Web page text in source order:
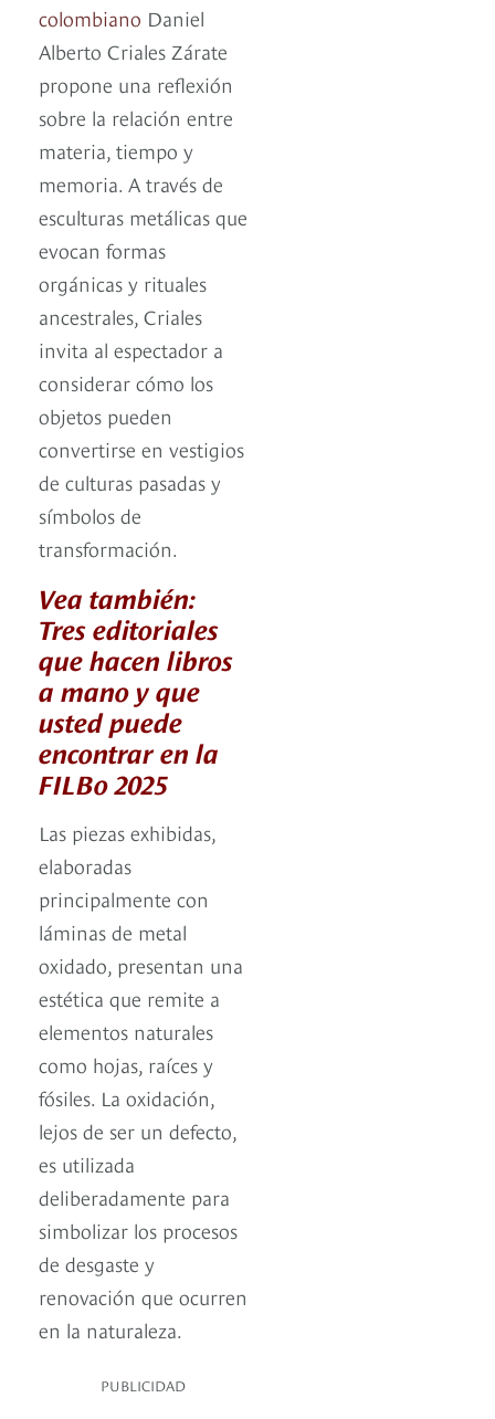
colombiano Daniel
Alberto Criales Zárate
propone una reflexión
sobre la relación entre
materia, tiempo y
memoria. A través de
esculturas metálicas que
evocan formas
orgánicas y rituales
ancestrales, Criales
invita al espectador a
considerar cómo los
objetos pueden
convertirse en vestigios
de culturas pasadas y
símbolos de
transformación.
Vea también:
Tres editoriales
que hacen libros
a mano y que
usted puede
encontrar en la
FILBo 2025
Las piezas exhibidas,
elaboradas
principalmente con
láminas de metal
oxidado, presentan una
estética que remite a
elementos naturales
como hojas, raíces y
fósiles. La oxidación,
lejos de ser un defecto,
es utilizada
deliberadamente para
simbolizar los procesos
de desgaste y
renovación que ocurren
en la naturaleza.
PUBLICIDAD